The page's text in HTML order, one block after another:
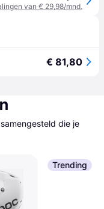
van € 29,98/mnd.
€ 81,80
die je
Trending